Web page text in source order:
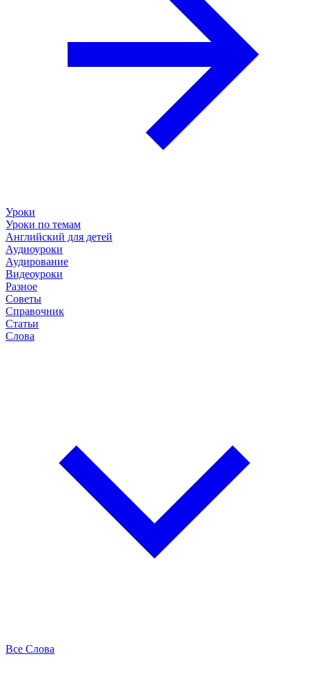
Уроки
Уроки по темам
Английский для детей
Аудиоуроки
Аудирование
Видеоуроки
Разное
Советы
Справочник
Статьи
Слова
Все Слова